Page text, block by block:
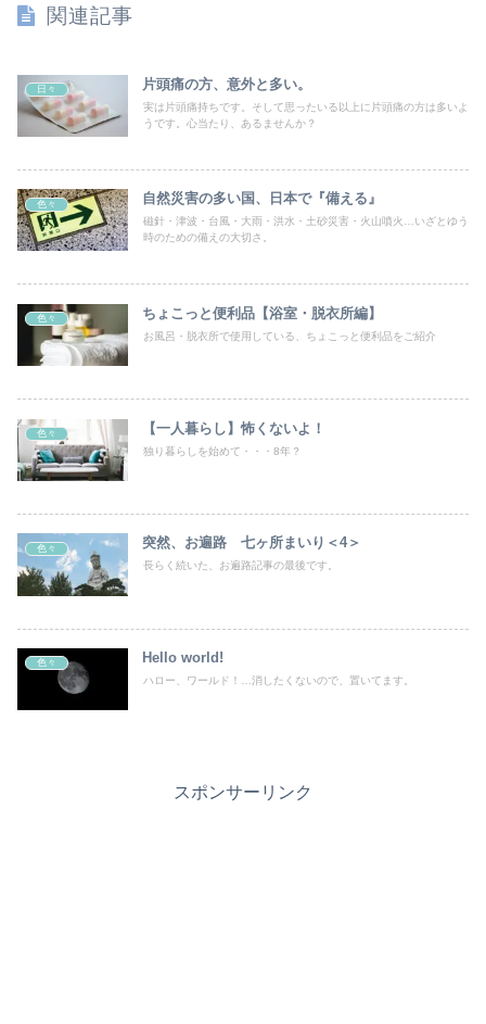
関連記事
日々 片頭痛の方、意外と多い。
実は片頭痛持ちです。そして思ったいる以上に片頭痛の方は多いよ
うです。心当たり、あるませんか？
色々 自然災害の多い国、日本で『備える』
磁針・津波・台風・大雨・洪水・土砂災害・火山噴火…いざとゆう
時のための備えの大切さ。
色々 ちょこっと便利品【浴室・脱衣所編】
お風呂・脱衣所で使用している、ちょこっと便利品をご紹介
色々 【一人暮らし】怖くないよ！
独り暮らしを始めて・・・8年？
色々 突然、お遍路 七ヶ所まいり＜4＞
長らく続いた、お遍路記事の最後です。
色々 Hello world!
ハロー、ワールド！…消したくないので、置いてます。
スポンサーリンク